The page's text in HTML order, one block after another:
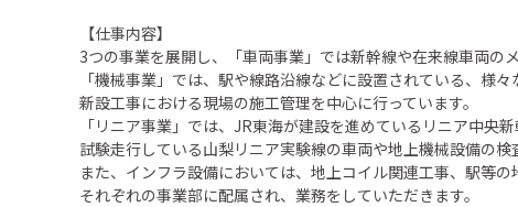
【仕事内容】
3つの事業を展開し、「車両事業」では新幹線や在来線車両の
「機械事業」では、駅や線路沿線などに設置されている、様
新設工事における現場の施工管理を中心に行っています。
「リニア事業」では、JR東海が建設を進めているリニア中央新
試験走行している山梨リニア実験線の車両や地上機械設備の検
また、インフラ設備においては、地上コイル関連工事、駅等の
それぞれの事業部に配属され、業務をしていただきます。